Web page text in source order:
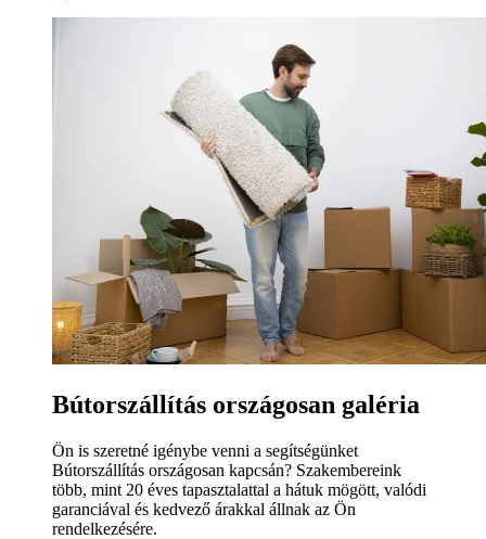
Bútorszállítás országosan galéria
Ön is szeretné igénybe venni a segítségünket
Bútorszállítás országosan kapcsán? Szakembereink
több, mint 20 éves tapasztalattal a hátuk mögött, valódi
garanciával és kedvező árakkal állnak az Ön
rendelkezésére.